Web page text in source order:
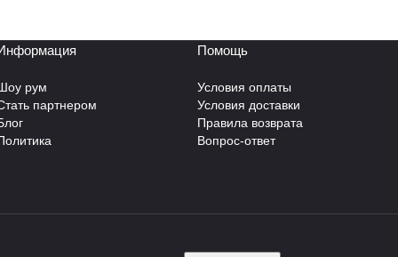
рум
партнером
Помощь
Условия оплаты
Условия доставки
Правила возврата
Вопрос-ответ